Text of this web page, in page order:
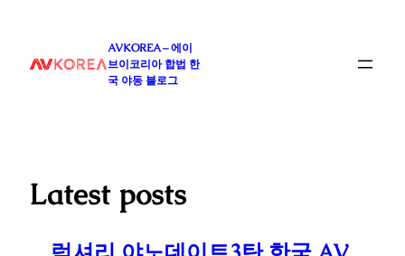
AVKOREA – 에이
브이코리아 합법 한
국 야동 블로그
Latest posts